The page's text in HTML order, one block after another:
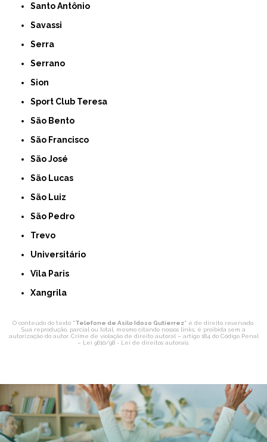
Santo Antônio
Savassi
Serra
Serrano
Sion
Sport Club Teresa
São Bento
São Francisco
São José
São Lucas
São Luiz
São Pedro
Trevo
Universitário
Vila Paris
Xangrila
O conteúdo do texto "Telefone de Asilo Idoso Gutierrez" é de direito reservado.
Sua reprodução, parcial ou total, mesmo citando nossos links, é proibida sem a
autorização do autor. Crime de violação de direito autoral – artigo 184 do Código Penal
– Lei 9610/98 - Lei de direitos autorais